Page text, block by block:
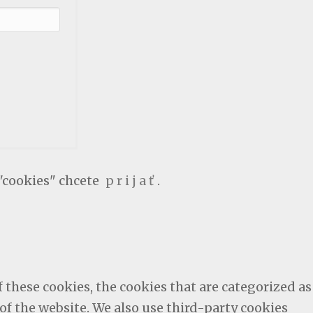
chcete p r i j a ť .
cookies, the cookies that are categorized as
the website. We also use third-party cookies